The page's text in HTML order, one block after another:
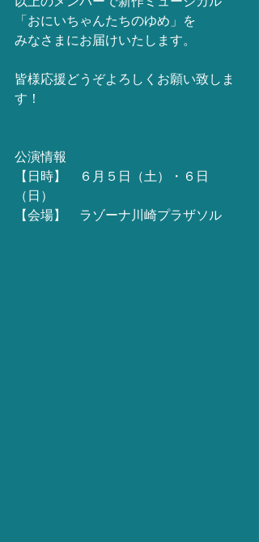
「おにいちゃんたちのゆめ」を
みなさまにお届けいたします。
皆様応援どうぞよろしくお願い致しま
す！
公演情報
【日時】　６月５日（土）・６日
（日）
【会場】　ラゾーナ川崎プラザソル